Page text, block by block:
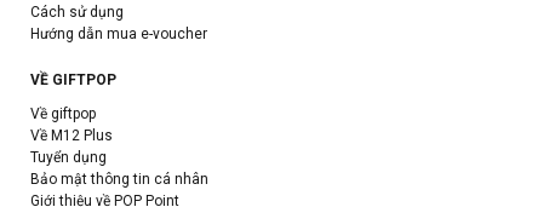
Cách sử dụng
Hướng dẫn mua e-voucher
VỀ GIFTPOP
Về giftpop
Về M12 Plus
Tuyển dụng
Bảo mật thông tin cá nhân
Giới thiệu về POP Point